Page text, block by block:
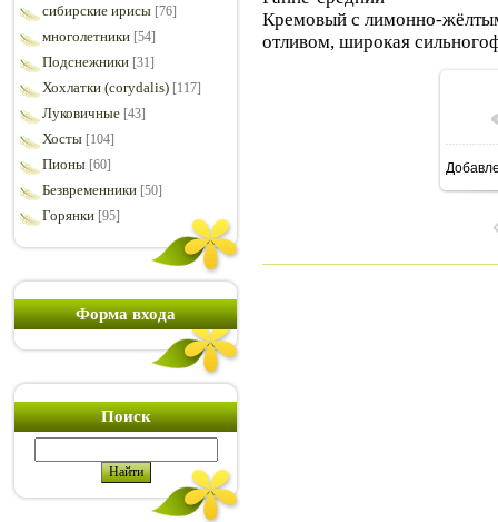
сибирские ирисы [76]
многолетники [54]
Подснежники [31]
Хохлатки (corydalis) [117]
Луковичные [43]
Хосты [104]
Пионы [60]
Безвременники [50]
Горянки [95]
Форма входа
Поиск
Кремовый с лимонно-
отливом, широкая